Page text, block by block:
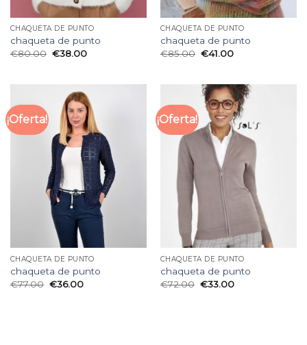
CHAQUETA DE PUNTO
chaqueta de punto
€80.00 €38.00
CHAQUETA DE PUNTO
chaqueta de punto
€85.00 €41.00
¡Oferta!
CHAQUETA DE PUNTO
chaqueta de punto
€77.00 €36.00
¡Oferta!
CHAQUETA DE PUNTO
chaqueta de punto
€72.00 €33.00